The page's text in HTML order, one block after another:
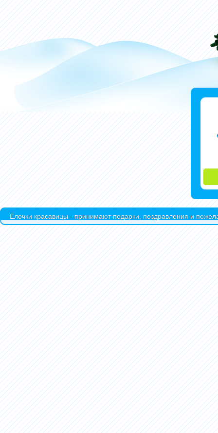
Ёлочки красавицы - принимают подарки, поздравления и